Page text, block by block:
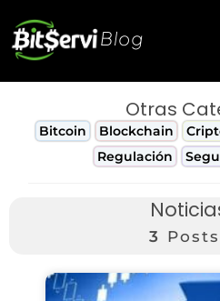
Blog
Otras
Bitcoin Blockchain
Regulación
3 Posts